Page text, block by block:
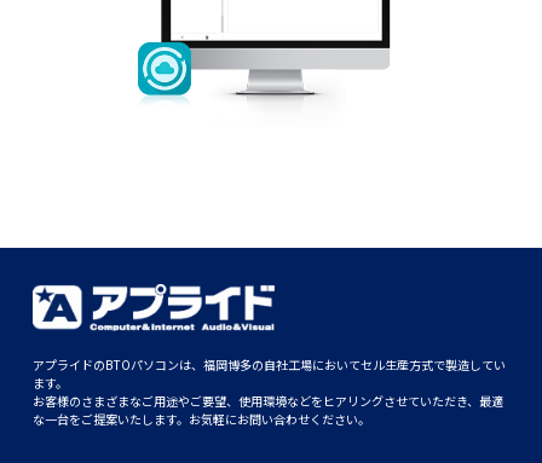
アプライドのBTOパソコンは、福岡博多の自社工場においてセル生産方式で製造してい
ます。
お客様のさまざまなご用途やご要望、使用環境などをヒアリングさせていただき、最適
な一台をご提案いたします。お気軽にお問い合わせください。